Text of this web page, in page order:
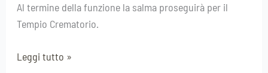
Al termine della funzione la salma proseguirà per il
Tempio Crematorio.
Leggi tutto »